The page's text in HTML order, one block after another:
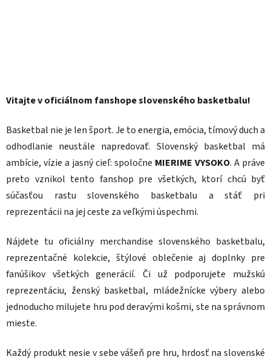
Vitajte v oficiálnom fanshope slovenského basketbalu!
Basketbal nie je len šport. Je to energia, emócia, tímový duch a
odhodlanie neustále napredovať. Slovenský basketbal má
ambície, vízie a jasný cieľ: spoločne MIERIME VYSOKO. A práve
preto vznikol tento fanshop pre všetkých, ktorí chcú byť
súčasťou rastu slovenského basketbalu a stáť pri
reprezentácii na jej ceste za veľkými úspechmi.
Nájdete tu oficiálny merchandise slovenského basketbalu,
reprezentačné kolekcie, štýlové oblečenie aj doplnky pre
fanúšikov všetkých generácií. Či už podporujete mužskú
reprezentáciu, ženský basketbal, mládežnícke výbery alebo
jednoducho milujete hru pod deravými košmi, ste na správnom
mieste.
Každý produkt nesie v sebe vášeň pre hru, hrdosť na slovenské